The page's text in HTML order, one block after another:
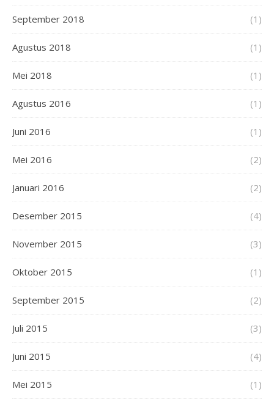
September 2018 (1)
Agustus 2018 (1)
Mei 2018 (1)
Agustus 2016 (1)
Juni 2016 (1)
Mei 2016 (2)
Januari 2016 (2)
Desember 2015 (4)
November 2015 (3)
Oktober 2015 (1)
September 2015 (2)
Juli 2015 (3)
Juni 2015 (4)
Mei 2015 (1)